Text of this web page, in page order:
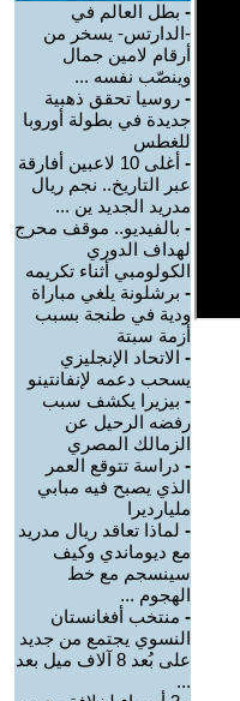
- بطل العالم في
-الدارتس- يسخر من
أرقام لامين جمال
وينصّب نفسه ...
- روسيا تحقق ذهبية
جديدة في بطولة أوروبا
للغطس
-
أغلى 10 لاعبين أفارقة
عبر التاريخ.. نجم ريال
مدريد الجديد ين ...
- بالفيديو.. موقف محرج
لهداف الدوري
الكولومبي أثناء تكريمه
- برشلونة يلغي مباراة
ودية في طنجة بسبب
أزمة سبتة
- الاتحاد الإنجليزي
يسحب دعمه لإنفانتينو
- بيزيرا يكشف سبب
رفضه الرحيل عن
الزمالك المصري
- دراسة تتوقع العمر
الذي يصبح فيه مبابي
مليارديرا
- لماذا تعاقد ريال مدريد
مع ديوماندي وكيف
سينسجم مع خط
الهجوم ...
- منتخب أفغانستان
النسوي يجتمع من جديد
على بُعد 8 آلاف ميل بعد
...